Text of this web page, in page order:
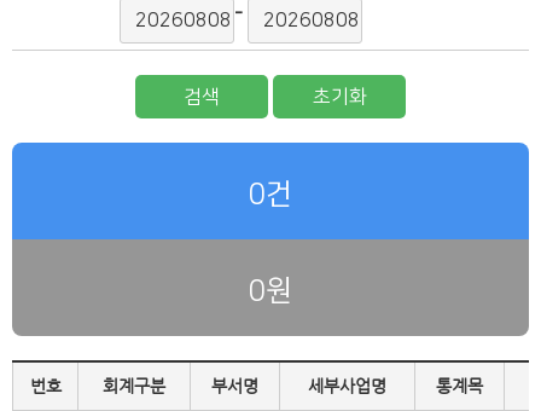
-
검색 초기화
0건
0원
번호 회계구분 부서명 세부사업명 통계목